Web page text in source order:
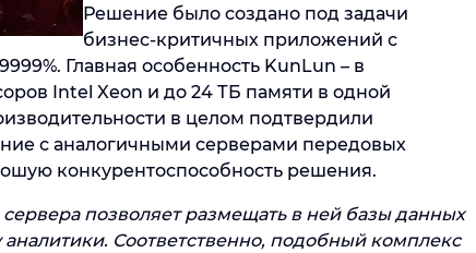
Решение было создано под задачи
бизнес-критичных приложений с
Главная особенность KunLun – в
Intel Xeon и до 24 ТБ памяти в одной
в целом подтвердили
с аналогичными серверами передовых
конкурентоспособность решения.
позволяет размещать в ней базы данных
Соответственно, подобный комплекс